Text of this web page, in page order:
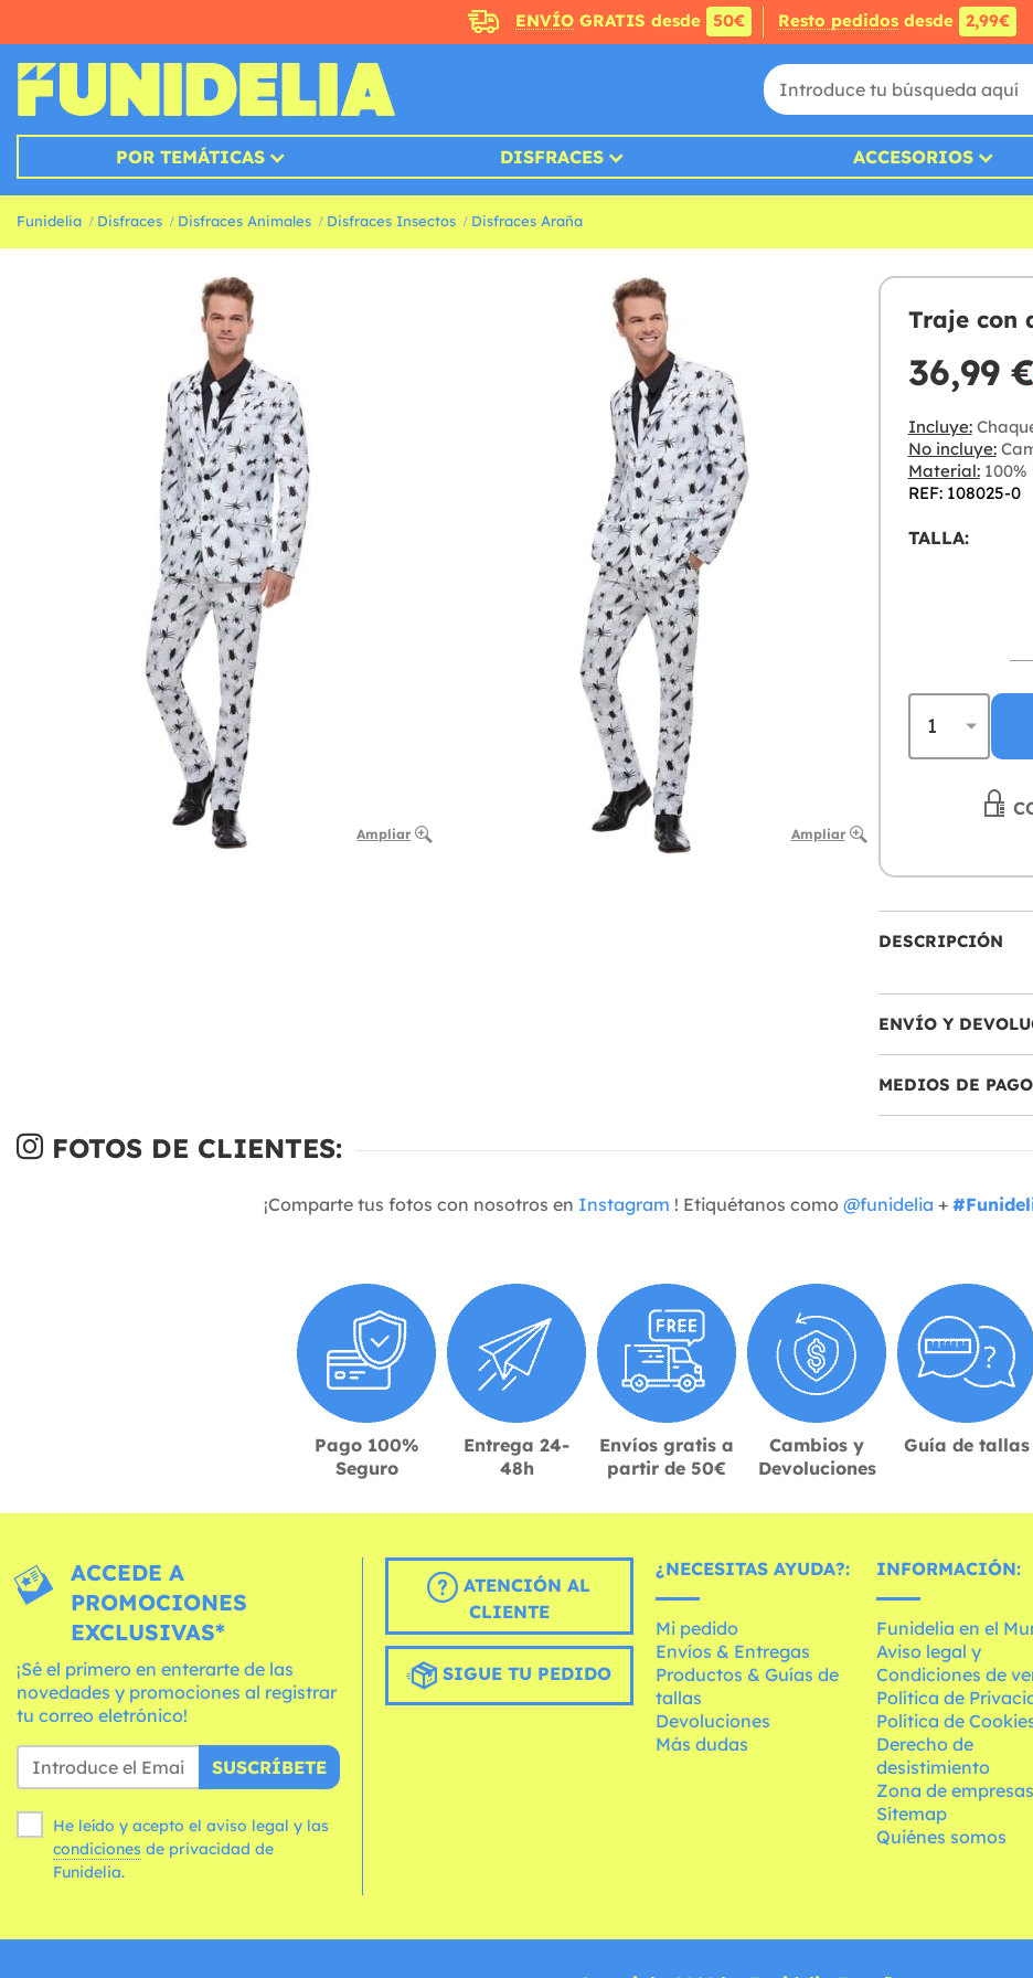
ENVÍOGRATIS desde 50€ Resto pedidosdesde 2,99€
POR TEMÁTICAS DISFRACES ACCESORIOS
Funidelia Disfraces Disfraces Animales Disfraces Insectos Disfraces Araña
Ampliar Ampliar
Traje con
36,99 €
Incluye:
No incluye:
Material:100%
REF: 108025-0
TALLA:
DESCRIPCIÓN
ENVÍO Y
MEDIOS DE PAGO
FOTOS DE CLIENTES:
¡Comparte tus fotos con nosotros en Instagram ! Etiquétanos como @funidelia +
Pago 100%
Seguro
Entrega 24-
48h
Envíos gratis a
partir de 50€
Cambios y
Devoluciones
Guía de tallas
ACCEDE A
PROMOCIONES
EXCLUSIVAS*
¡Sé el primero en enterarte de las
novedades y promociones al registrar
tu correo eletrónico!
SUSCRÍBETE
He leído y acepto el aviso legal y las
condiciones
Funidelia.
ATENCIÓN AL
CLIENTE
SIGUE TU PEDIDO
¿NECESITAS AYUDA?:
Mi pedido
Envíos & Entregas
Productos & Guías de
tallas
Devoluciones
Más dudas
INFORMACIÓN:
Funidelia en el
Aviso legal y
Condiciones de
Política de
Política de
Derecho de
desistimiento
Zona de empresas
Sitemap
Quiénes somos